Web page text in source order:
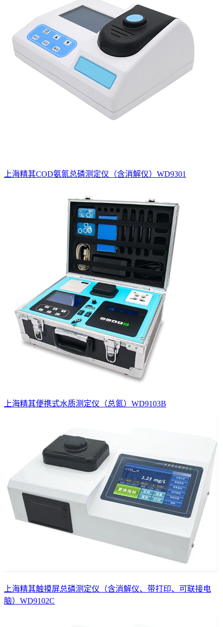
上海精其COD氨氮总磷测定仪（含消解仪）WD9301
上海精其便携式水质测定仪（总氮）WD9103B
上海精其触摸屏总磷测定仪（含消解仪、带打印、可联接电
脑）WD9102C